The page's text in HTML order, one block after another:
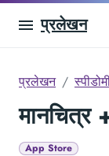
प्रलेखन
प्रलेखन
मानचित्र
App Store